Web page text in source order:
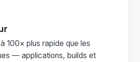
100× plus rapide que les
— applications, builds et